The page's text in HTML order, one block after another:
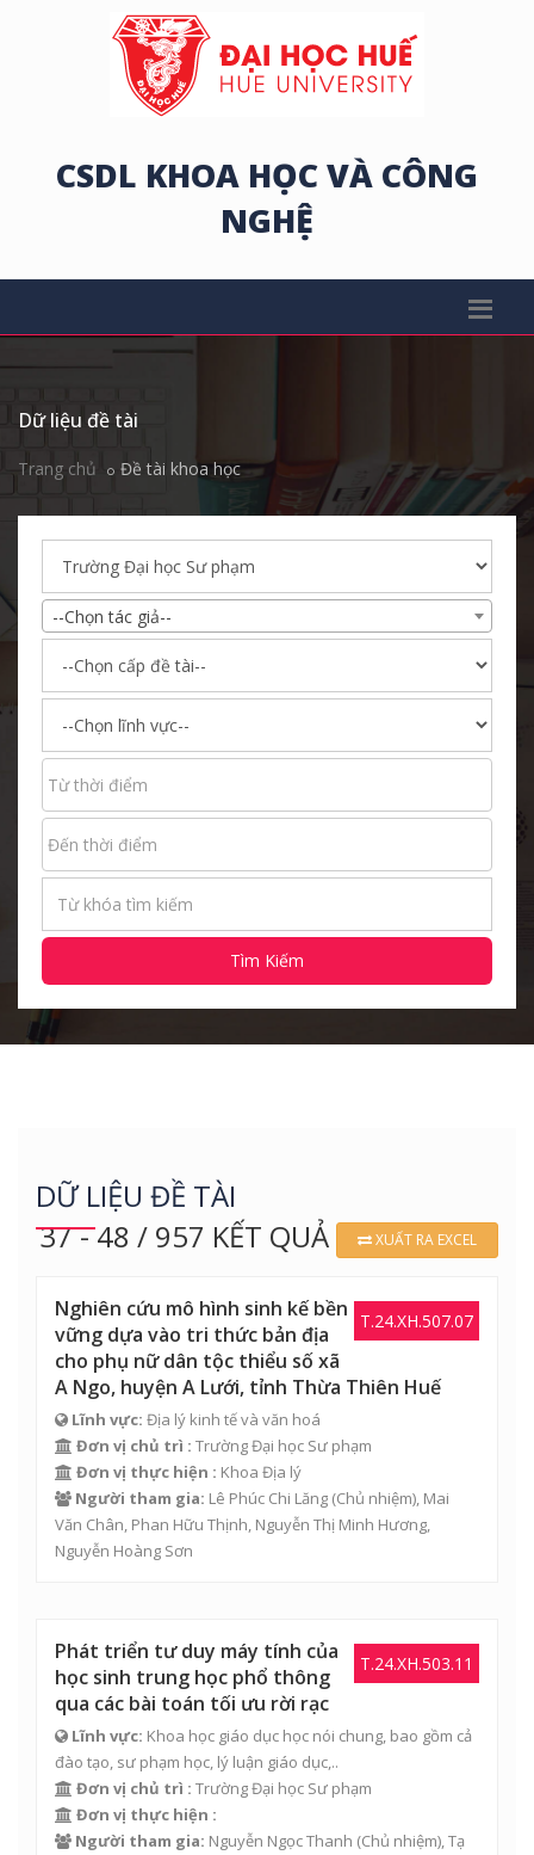
CSDL KHOA HỌC VÀ CÔNG
NGHỆ
Dữ liệu đề tài
Trang chủ Đề tài khoa học
--Chọn tác giả--
Tìm Kiếm
DỮ LIỆU ĐỀ TÀI
37 - 48 / 957 KẾT QUẢ
XUẤT RA EXCEL
T.24.XH.507.07
Nghiên cứu mô hình sinh kế bền
vững dựa vào tri thức bản địa
cho phụ nữ dân tộc thiểu số xã
A Ngo, huyện A Lưới, tỉnh Thừa Thiên Huế
Lĩnh vực: Địa lý kinh tế và văn hoá
Đơn vị chủ trì : Trường Đại học Sư phạm
Đơn vị thực hiện : Khoa Địa lý
Người tham gia: Lê Phúc Chi Lăng (Chủ nhiệm), Mai
Văn Chân, Phan Hữu Thịnh, Nguyễn Thị Minh Hương,
Nguyễn Hoàng Sơn
T.24.XH.503.11
Phát triển tư duy máy tính của
học sinh trung học phổ thông
qua các bài toán tối ưu rời rạc
Lĩnh vực: Khoa học giáo dục học nói chung, bao gồm cả
đào tạo, sư phạm học, lý luận giáo dục,..
Đơn vị chủ trì : Trường Đại học Sư phạm
Đơn vị thực hiện :
Người tham gia: Nguyễn Ngọc Thanh (Chủ nhiệm),Tạ